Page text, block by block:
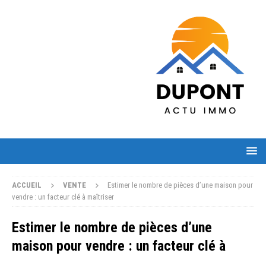
ACCUEIL VENTE
Estimer le nombre de pièces d’une maison pour
vendre : un facteur clé à maîtriser
Estimer le nombre de pièces d’une
maison pour vendre : un facteur clé à